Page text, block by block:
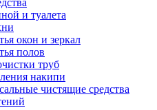
и туалета
окон и зеркал
полов
труб
накипи
чистящие средства